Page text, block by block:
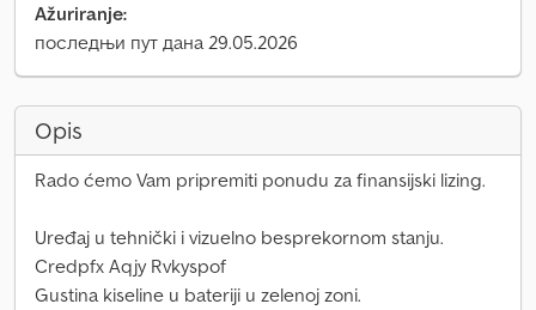
Ažuriranje:
последњи пут дана 29.05.2026
Opis
Rado ćemo Vam pripremiti ponudu za finansijski lizing.
Uređaj u tehnički i vizuelno besprekornom stanju.
Credpfx Aqjy Rvkyspof
Gustina kiseline u bateriji u zelenoj zoni.